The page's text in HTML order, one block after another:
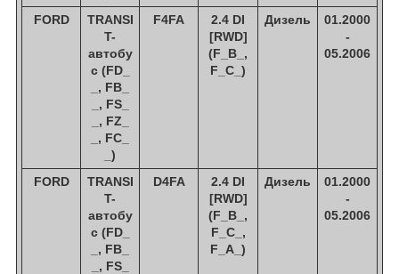
FORD
TRANSI
T-
автобу
с (FD_
_, FB_
_, FS_
_, FZ_
_, FC_
_)
F4FA
2.4 DI
[RWD]
(F_B_,
F_C_)
Дизель
01.2000
-
05.2006
FORD
TRANSI
T-
автобу
с (FD_
_, FB_
_, FS_
D4FA
2.4 DI
[RWD]
(F_B_,
F_C_,
F_A_)
Дизель
01.2000
-
05.2006